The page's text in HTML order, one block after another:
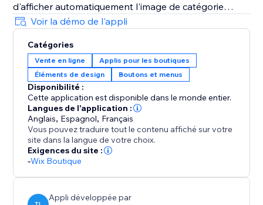
d'afficher automatiquement l'image de catégorie
existante de votre boutique lorsqu'elle est disponible,
en affichant une image par défaut de votre choix
lorsqu'elle ne l'est pas. Si vous avez des descriptions
de catégories dans votre boutique, vous pouvez
également choisir de les afficher sur la page chaque
fois que la catégorie sélectionnée change
Voir la démo de l'appli
Catégories
Vente en ligne
Applis pour les boutiques
Éléments de design
Boutons et menus
Disponibilité :
Cette application est disponible dans le monde entier.
Langues de l'application :
Anglais, Espagnol, Français
Vous pouvez traduire tout le contenu affiché sur votre
site dans la langue de votre choix.
Exigences du site :
-Wix Boutique
Appli développée par